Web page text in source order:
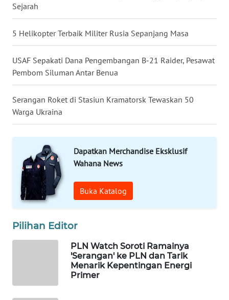
Sejarah
5 Helikopter Terbaik Militer Rusia Sepanjang Masa
USAF Sepakati Dana Pengembangan B-21 Raider, Pesawat
Pembom Siluman Antar Benua
Serangan Roket di Stasiun Kramatorsk Tewaskan 50
Warga Ukraina
Dapatkan Merchandise Eksklusif
Wahana News
Buka Katalog
Pilihan Editor
PLN Watch Soroti Ramainya
'Serangan' ke PLN dan Tarik
Menarik Kepentingan Energi
Primer
NTB
WN
WN
BABEL
SUMBAR
WN
SUMSEL
BENGKULU
WN